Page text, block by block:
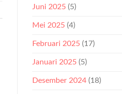
Juni 2025(5)
Mei 2025(4)
Februari 2025(17)
Januari 2025(5)
Desember 2024(18)